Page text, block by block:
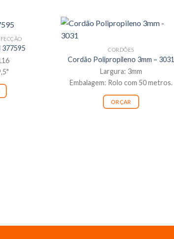
377595
CORDÕES
Cordão Polipropileno 3mm – 3031
Largura: 3mm
Embalagem: Rolo com 50 metros.
ORÇAR